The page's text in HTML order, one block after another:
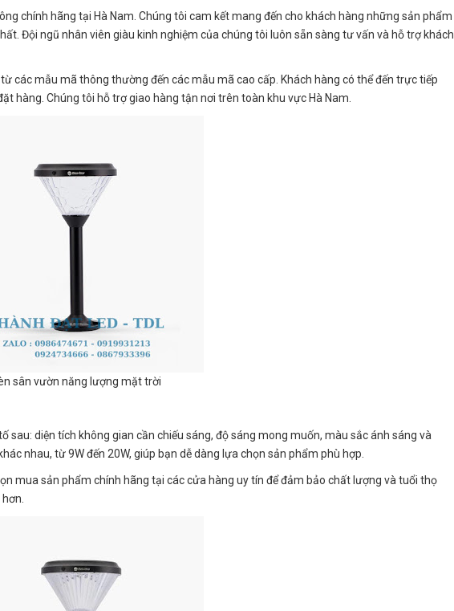
chính hãng tại Hà Nam. Chúng tôi cam kết mang đến cho khách hàng những sản phẩm
Đội ngũ nhân viên giàu kinh nghiệm của chúng tôi luôn sẵn sàng tư vấn và hỗ trợ khách
các mẫu mã thông thường đến các mẫu mã cao cấp. Khách hàng có thể đến trực tiếp
hàng. Chúng tôi hỗ trợ giao hàng tận nơi trên toàn khu vực Hà Nam.
sân vườn năng lượng mặt trời
sau: diện tích không gian cần chiếu sáng, độ sáng mong muốn, màu sắc ánh sáng và
nhau, từ 9W đến 20W, giúp bạn dễ dàng lựa chọn sản phẩm phù hợp.
mua sản phẩm chính hãng tại các cửa hàng uy tín để đảm bảo chất lượng và tuổi thọ